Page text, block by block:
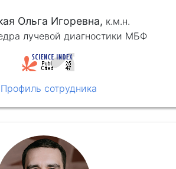
Ольга Игоревна, к.м.н.
лучевой диагностики МБФ
Профиль сотрудника